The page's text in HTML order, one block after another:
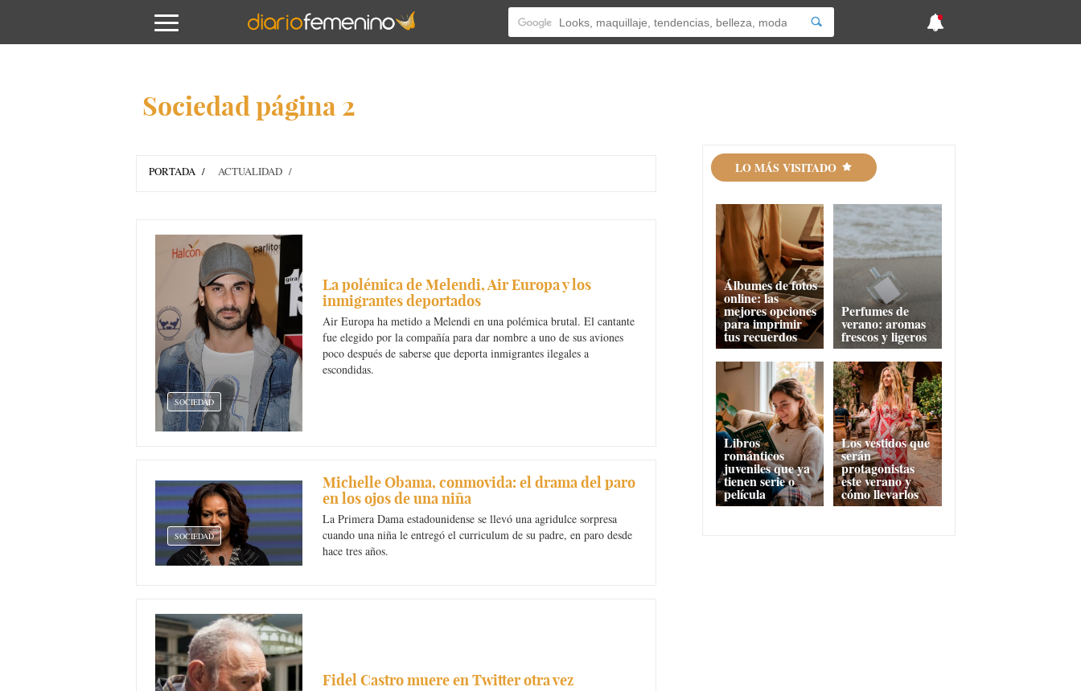
Sociedad página 2
PORTADA ACTUALIDAD
SOCIEDAD
La polémica de Melendi, Air Europa y los
inmigrantes deportados
Air Europa ha metido a Melendi en una polémica brutal. El cantante
fue elegido por la compañía para dar nombre a uno de sus aviones
poco después de saberse que deporta inmigrantes ilegales a
escondidas.
SOCIEDAD
Michelle Obama, conmovida: el drama del paro
en los ojos de una niña
La Primera Dama estadounidense se llevó una agridulce sorpresa
cuando una niña le entregó el curriculum de su padre, en paro desde
hace tres años.
Fidel Castro muere en Twitter otra vez
LO MÁS VISITADO
Álbumes de fotos
online: las
mejores opciones
para imprimir
tus recuerdos
Perfumes de
verano: aromas
frescos y ligeros
Libros
románticos
juveniles que ya
tienen serie o
película
Los vestidos que
serán
protagonistas
este verano y
cómo llevarlos